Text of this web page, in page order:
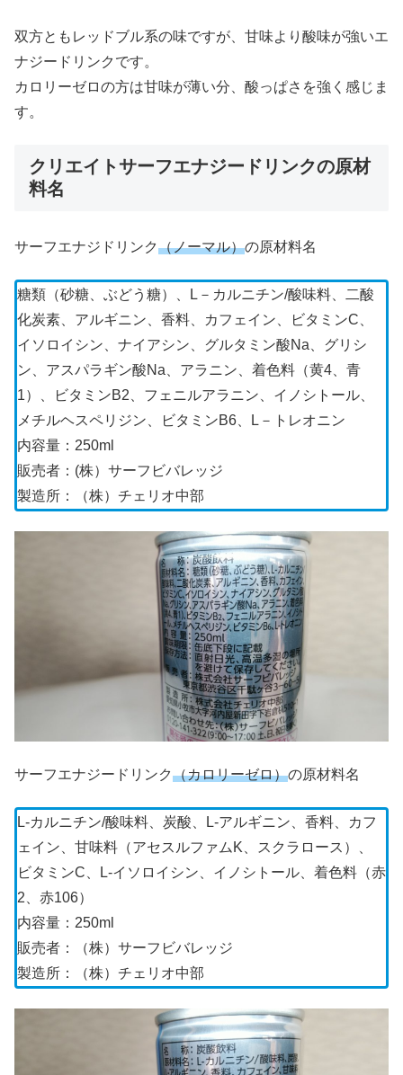
双方ともレッドブル系の味ですが、甘味より酸味が強いエ
ナジードリンクです。
カロリーゼロの方は甘味が薄い分、酸っぱさを強く感じま
す。
クリエイトサーフエナジードリンクの原材
料名
サーフエナジドリンク（ノーマル）の原材料名
糖類（砂糖、ぶどう糖）、L－カルニチン/酸味料、二酸
化炭素、アルギニン、香料、カフェイン、ビタミンC、
イソロイシン、ナイアシン、グルタミン酸Na、グリシ
ン、アスパラギン酸Na、アラニン、着色料（黄4、青
1）、ビタミンB2、フェニルアラニン、イノシトール、
メチルヘスペリジン、ビタミンB6、L－トレオニン
内容量：250ml
販売者：(株）サーフビバレッジ
製造所：（株）チェリオ中部
サーフエナジードリンク（カロリーゼロ）の原材料名
L‐カルニチン/酸味料、炭酸、L‐アルギニン、香料、カフ
ェイン、甘味料（アセスルファムK、スクラロース）、
ビタミンC、L‐イソロイシン、イノシトール、着色料（赤
2、赤106）
内容量：250ml
販売者：（株）サーフビバレッジ
製造所：（株）チェリオ中部